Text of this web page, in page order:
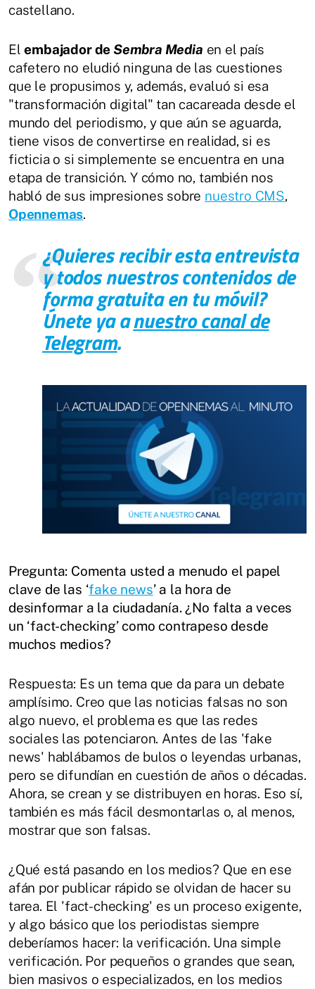
castellano.
Elembajador deSembra Media en el país
cafetero no eludió ninguna de las cuestiones
que le propusimos y, además, evaluó si esa
"transformación digital" tan cacareada desde el
mundo del periodismo, y que aún se aguarda,
tiene visos de convertirse en realidad, si es
ficticia o si simplemente se encuentra en una
etapa de transición. Y cómo no, también nos
habló de sus impresiones sobre nuestro CMS,
Opennemas.
¿Quieres recibir esta entrevista
ytodos nuestros contenidos de
forma gratuita en tu móvil?
Únete ya anuestro canal de
Telegram.
Pregunta: Comenta usted a menudo el papel
clave de las ‘fake news’ a la hora de
desinformar a la ciudadanía. ¿No falta a veces
un ‘fact-checking’ como contrapeso desde
muchos medios?
Respuesta: Es un tema que da para un debate
amplísimo. Creo que las noticias falsas no son
algo nuevo, el problema es que las redes
sociales las potenciaron. Antes de las 'fake
news' hablábamos de bulos o leyendas urbanas,
pero se difundían en cuestión de años o décadas.
Ahora, se crean y se distribuyen en horas. Eso sí,
también es más fácil desmontarlas o, al menos,
mostrar que son falsas.
¿Qué está pasando en los medios? Que en ese
afán por publicar rápido se olvidan de hacer su
tarea. El 'fact-checking' es un proceso exigente,
y algo básico que los periodistas siempre
deberíamos hacer: la verificación. Una simple
verificación. Por pequeños o grandes que sean,
bien masivos o especializados, en los medios